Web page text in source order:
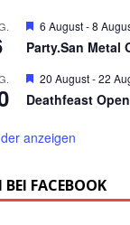
H
r
o
r
h
e
n
6 August-8
Party.San Metal
H
r
o
e
h
20 August-22
Deathfeast
anzeigen
BEI FACEBOOK